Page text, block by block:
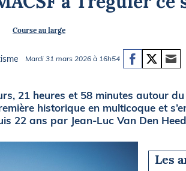
Briefings
Course au large
Mardi 31 mars 2026 à 16h54
21 heures et 58 minutes autour
historique en multicoque et
22 ans par Jean-Luc Van Den
Les